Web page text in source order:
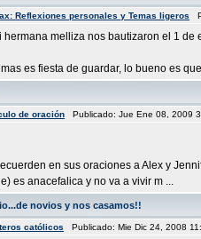
Reflexiones personales y Temas ligeros
hermana melliza nos bautizaron el 1
es fiesta de guardar, lo bueno es
de oración Publicado: Jue Ene 08, 2009
en sus oraciones a Alex y
es anacefalica y no va a vivir m ...
novios y nos casamos!!
católicos Publicado: Mie Dic 24, 2008